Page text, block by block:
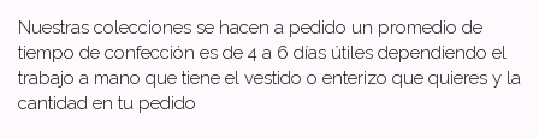
Nuestras colecciones se hacen a pedido un promedio de
tiempo de confección es de 4 a 6 días útiles dependiendo el
trabajo a mano que tiene el vestido o enterizo que quieres y la
cantidad en tu pedido